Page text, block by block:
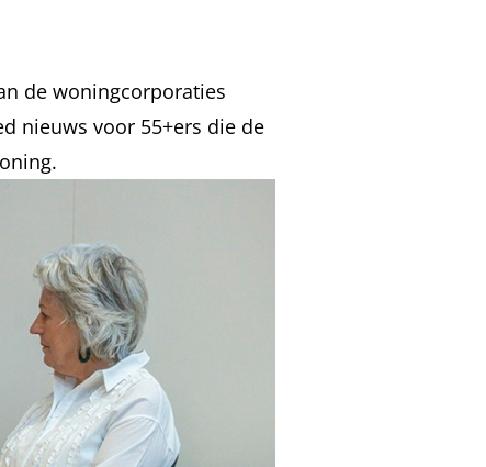
de woningcorporaties
nieuws voor 55+ers die de